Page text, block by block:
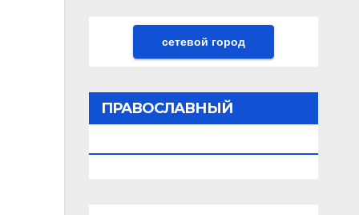
сетевой город
ПРАВОСЛАВНЫЙ